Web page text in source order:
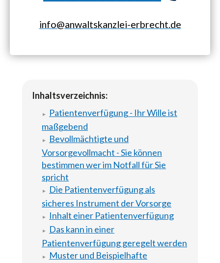
info@anwaltskanzlei-erbrecht.de
Inhaltsverzeichnis:
Patientenverfügung - Ihr Wille ist
maßgebend
Bevollmächtigte und
Vorsorgevollmacht - Sie können
bestimmen wer im Notfall für Sie
spricht
Die Patientenverfügung als
sicheres Instrument der Vorsorge
Inhalt einer Patientenverfügung
Das kann in einer
Patientenverfügung geregelt werden
Muster und Beispielhafte